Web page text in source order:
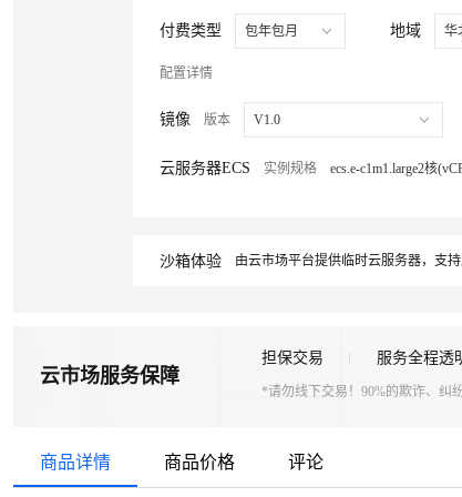
付费类型 包年包月 地域 华
配置详情
镜像 版本 V1.0
云服务器ECS 实例规格 ecs.e-c1m1.large2核
沙箱体验 由云市场平台提供临时云服务器，支
云市场服务保障
担保交易 服务全程透
*请勿线下交易！90%的欺诈、纠
商品详情 商品价格 评论